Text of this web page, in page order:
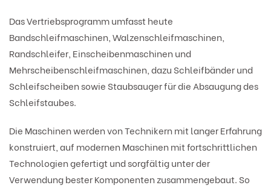
Das Vertriebsprogramm umfasst heute
Bandschleifmaschinen, Walzenschleifmaschinen,
Randschleifer, Einscheibenmaschinen und
Mehrscheibenschleifmaschinen, dazu Schleifbänder und
Schleifscheiben sowie Staubsauger für die Absaugung des
Schleifstaubes.
Die Maschinen werden von Technikern mit langer Erfahrung
konstruiert, auf modernen Maschinen mit fortschrittlichen
Technologien gefertigt und sorgfältig unter der
Verwendung bester Komponenten zusammengebaut. So